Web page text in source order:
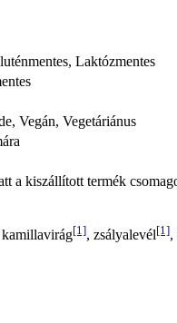
Laktózmentes
Vegán, Vegetáriánus
a kiszállított termék
kamillavirág[1], zsályalevél[1],